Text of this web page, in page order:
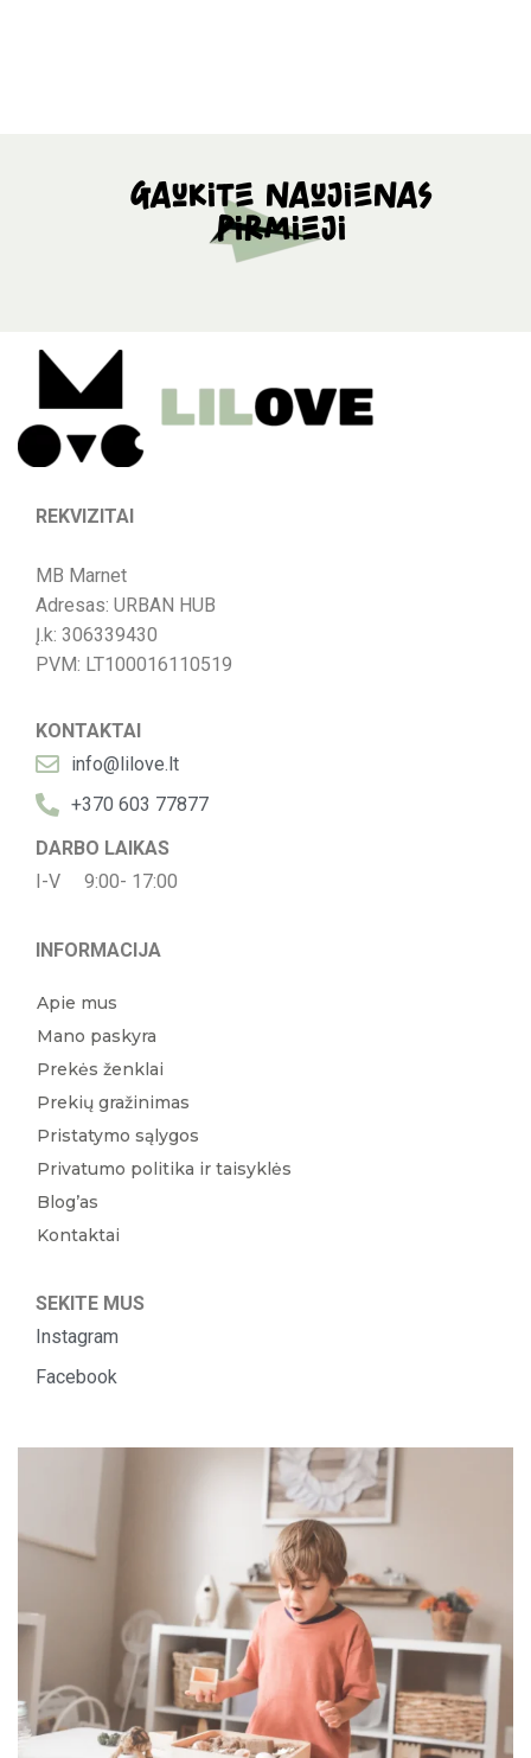
Gaukite naujienas
pirmieji
REKVIZITAI
MB Marnet
Adresas: URBAN HUB
Į.k: 306339430
PVM: LT100016110519
KONTAKTAI
info@lilove.lt
+370 603 77877
DARBO LAIKAS
I-V 9:00- 17:00
INFORMACIJA
Apie mus
Mano paskyra
Prekės ženklai
Prekių gražinimas
Pristatymo sąlygos
Privatumo politika ir taisyklės
Blog’as
Kontaktai
SEKITE MUS
Instagram
Facebook